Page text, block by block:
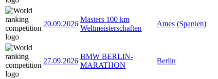
20.09.2026
Masters 100 km
Weltmeisterschaften
Ames (Spanien)
27.09.2026
BMW BERLIN-
MARATHON
Berlin